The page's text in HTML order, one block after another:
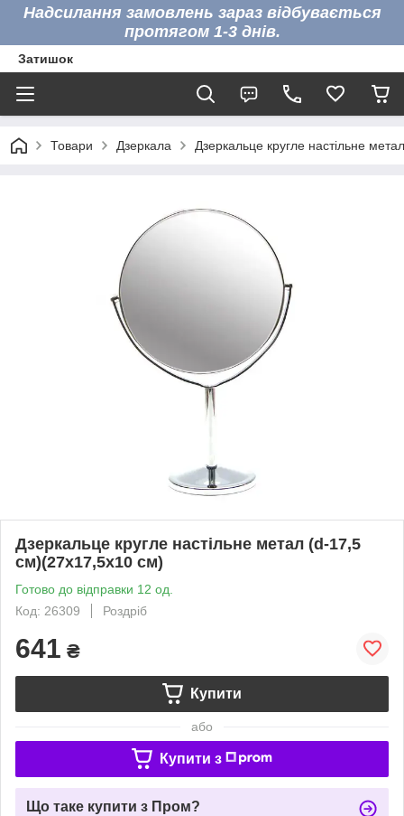
Надсилання замовлень зараз відбувається
протягом 1-3 днів.
Затишок
Товари Дзеркала Дзеркальце кругле настільне
Дзеркальце кругле настільне метал (d-17,5
см)(27х17,5х10 см)
Готово до відправки 12 од.
Код: 26309
Роздріб
641 ₴
Купити
або
Купити з
Що таке купити з Пром?